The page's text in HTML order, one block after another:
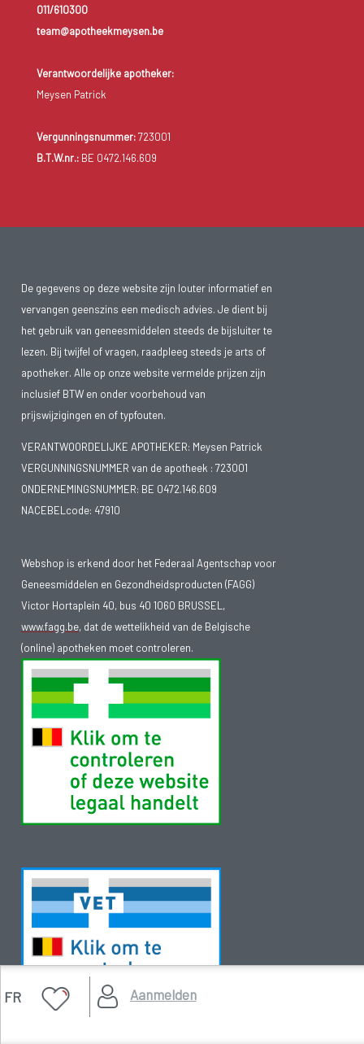
FR Aanmelden
011/610300
team@apotheekmeysen.be
Verantwoordelijke apotheker:
Meysen Patrick
Vergunningsnummer:723001
B.T.W.nr.:BE 0472.146.609
De gegevens op deze website zijn louter informatief en
vervangen geenszins een medisch advies. Je dient bij
het gebruik van geneesmiddelen steeds de bijsluiter te
lezen. Bij twijfel of vragen, raadpleeg steeds je arts of
apotheker. Alle op onze website vermelde prijzen zijn
inclusief BTW en onder voorbehoud van
prijswijzigingen en of typfouten.
VERANTWOORDELIJKE APOTHEKER: Meysen Patrick
VERGUNNINGSNUMMER van de apotheek : 723001
ONDERNEMINGSNUMMER: BE 0472.146.609
NACEBELcode: 47910
Webshop is erkend door het Federaal Agentschap voor
Geneesmiddelen en Gezondheidsproducten (FAGG)
Victor Hortaplein 40, bus 40 1060 BRUSSEL,
www.fagg.be, dat de wettelikheid van de Belgische
(online) apotheken moet controleren.